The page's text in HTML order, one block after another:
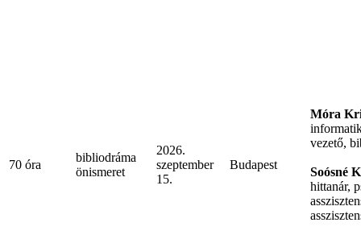
70 óra
bibliodráma
önismeret
2026.
szeptember
15.
Budapest
Móra
vezető,
Soósné
hittanár,